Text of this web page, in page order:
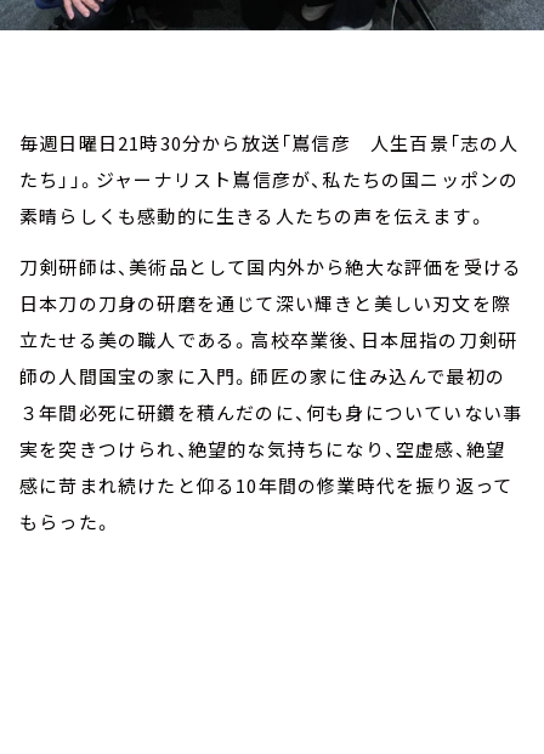
毎週日曜日21時30分から放送「嶌信彦 人生百景「志の人
たち」」。ジャーナリスト嶌信彦が、私たちの国ニッポンの
素晴らしくも感動的に生きる人たちの声を伝えます。
刀剣研師は、美術品として国内外から絶大な評価を受ける
日本刀の刀身の研磨を通じて深い輝きと美しい刃文を際
立たせる美の職人である。高校卒業後、日本屈指の刀剣研
師の人間国宝の家に入門。師匠の家に住み込んで最初の
３年間必死に研鑽を積んだのに、何も身についていない事
実を突きつけられ、絶望的な気持ちになり、空虚感、絶望
感に苛まれ続けたと仰る10年間の修業時代を振り返って
もらった。